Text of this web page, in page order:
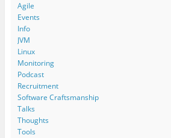
Agile
Events
Info
JVM
Linux
Monitoring
Podcast
Recruitment
Software Craftsmanship
Talks
Thoughts
Tools